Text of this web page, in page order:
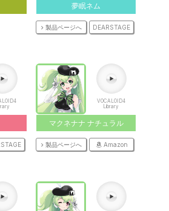
夢眠ネム
製品ページへ DEARSTAGE
VOCALOID4
Library
マクネナナ ナチュラル
製品ページへ Amazon